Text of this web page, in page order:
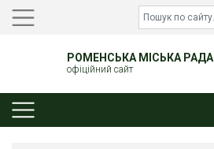
РОМЕНСЬКА МІСЬКА РАДА
офіційний сайт